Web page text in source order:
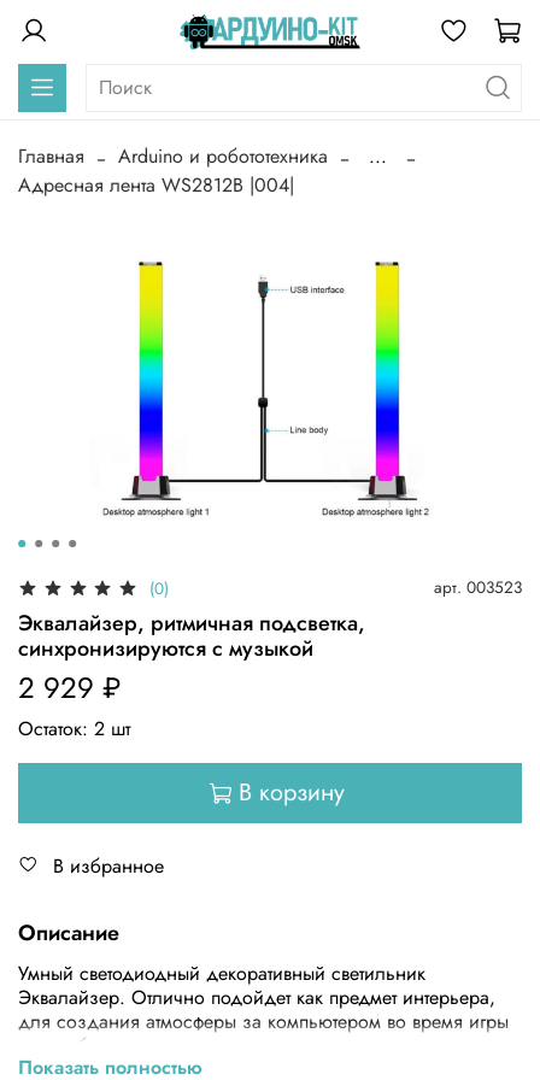
Главная Arduino и робототехника
...
Адресная лента WS2812B |004|
(0) арт. 003523
Эквалайзер, ритмичная подсветка,
синхронизируются с музыкой
2 929 ₽
Остаток: 2 шт
В корзину
В избранное
Описание
Умный светодиодный декоративный светильник
Эквалайзер. Отлично подойдет как предмет интерьера,
для создания атмосферы за компьютером во время игры
или работы, в качестве подсветки телевизора, как
прикроватный ночник, эквалайзер для салона
Показать полностью